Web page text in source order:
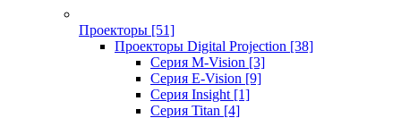
Проекторы [51]
Проекторы Digital Projection [38]
Серия M-Vision [3]
Серия E-Vision [9]
Серия Insight [1]
Серия Titan [4]